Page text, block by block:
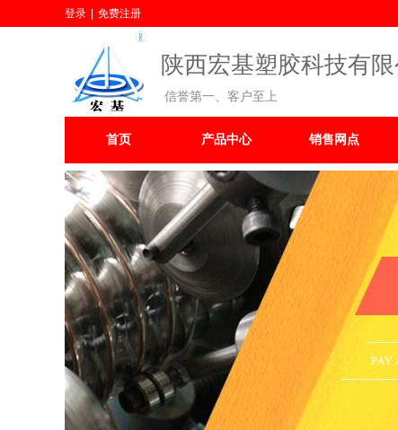
信誉第一、客户至上
陕西宏基塑胶科技有限
首页 产品中心 销售网点
登录 免费注册